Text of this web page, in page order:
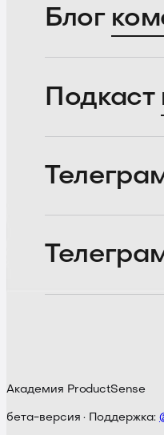
Блог
Подкаст
Академия ProductSense
бета-версия · Поддержка: